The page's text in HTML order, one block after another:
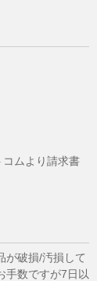
ムより請求書
が破損/汚損して
手数ですが7日以